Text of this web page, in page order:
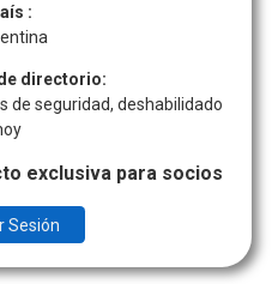
:
directorio:
de seguridad, deshabilidado
exclusiva para socios
Sesión